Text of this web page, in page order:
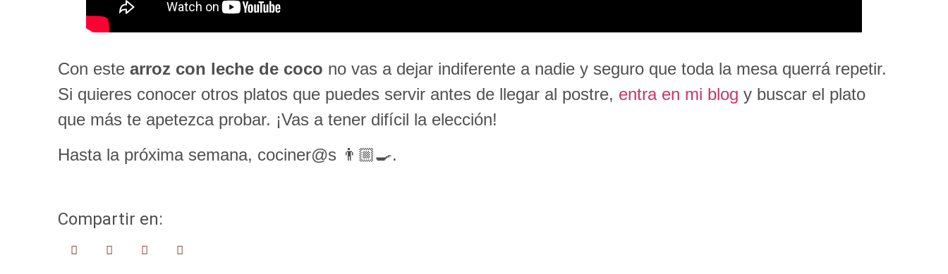
Con este arroz con leche de coco no vas a dejar indiferente a nadie y seguro que toda la mesa querrá repetir.
Si quieres conocer otros platos que puedes servir antes de llegar al postre, entra en mi blog y buscar el plato
que más te apetezca probar. ¡Vas a tener difícil la elección!
Hasta la próxima semana, cociner@s 👨🏼‍🍳.
Compartir en: